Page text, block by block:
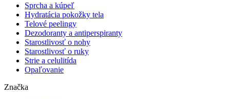
Sprcha a kúpeľ
Hydratácia pokožky tela
Telové peelingy
Dezodoranty a antiperspiranty
Starostlivosť o nohy
Starostlivosť o ruky
Strie a celulitída
Opaľovanie
Značka